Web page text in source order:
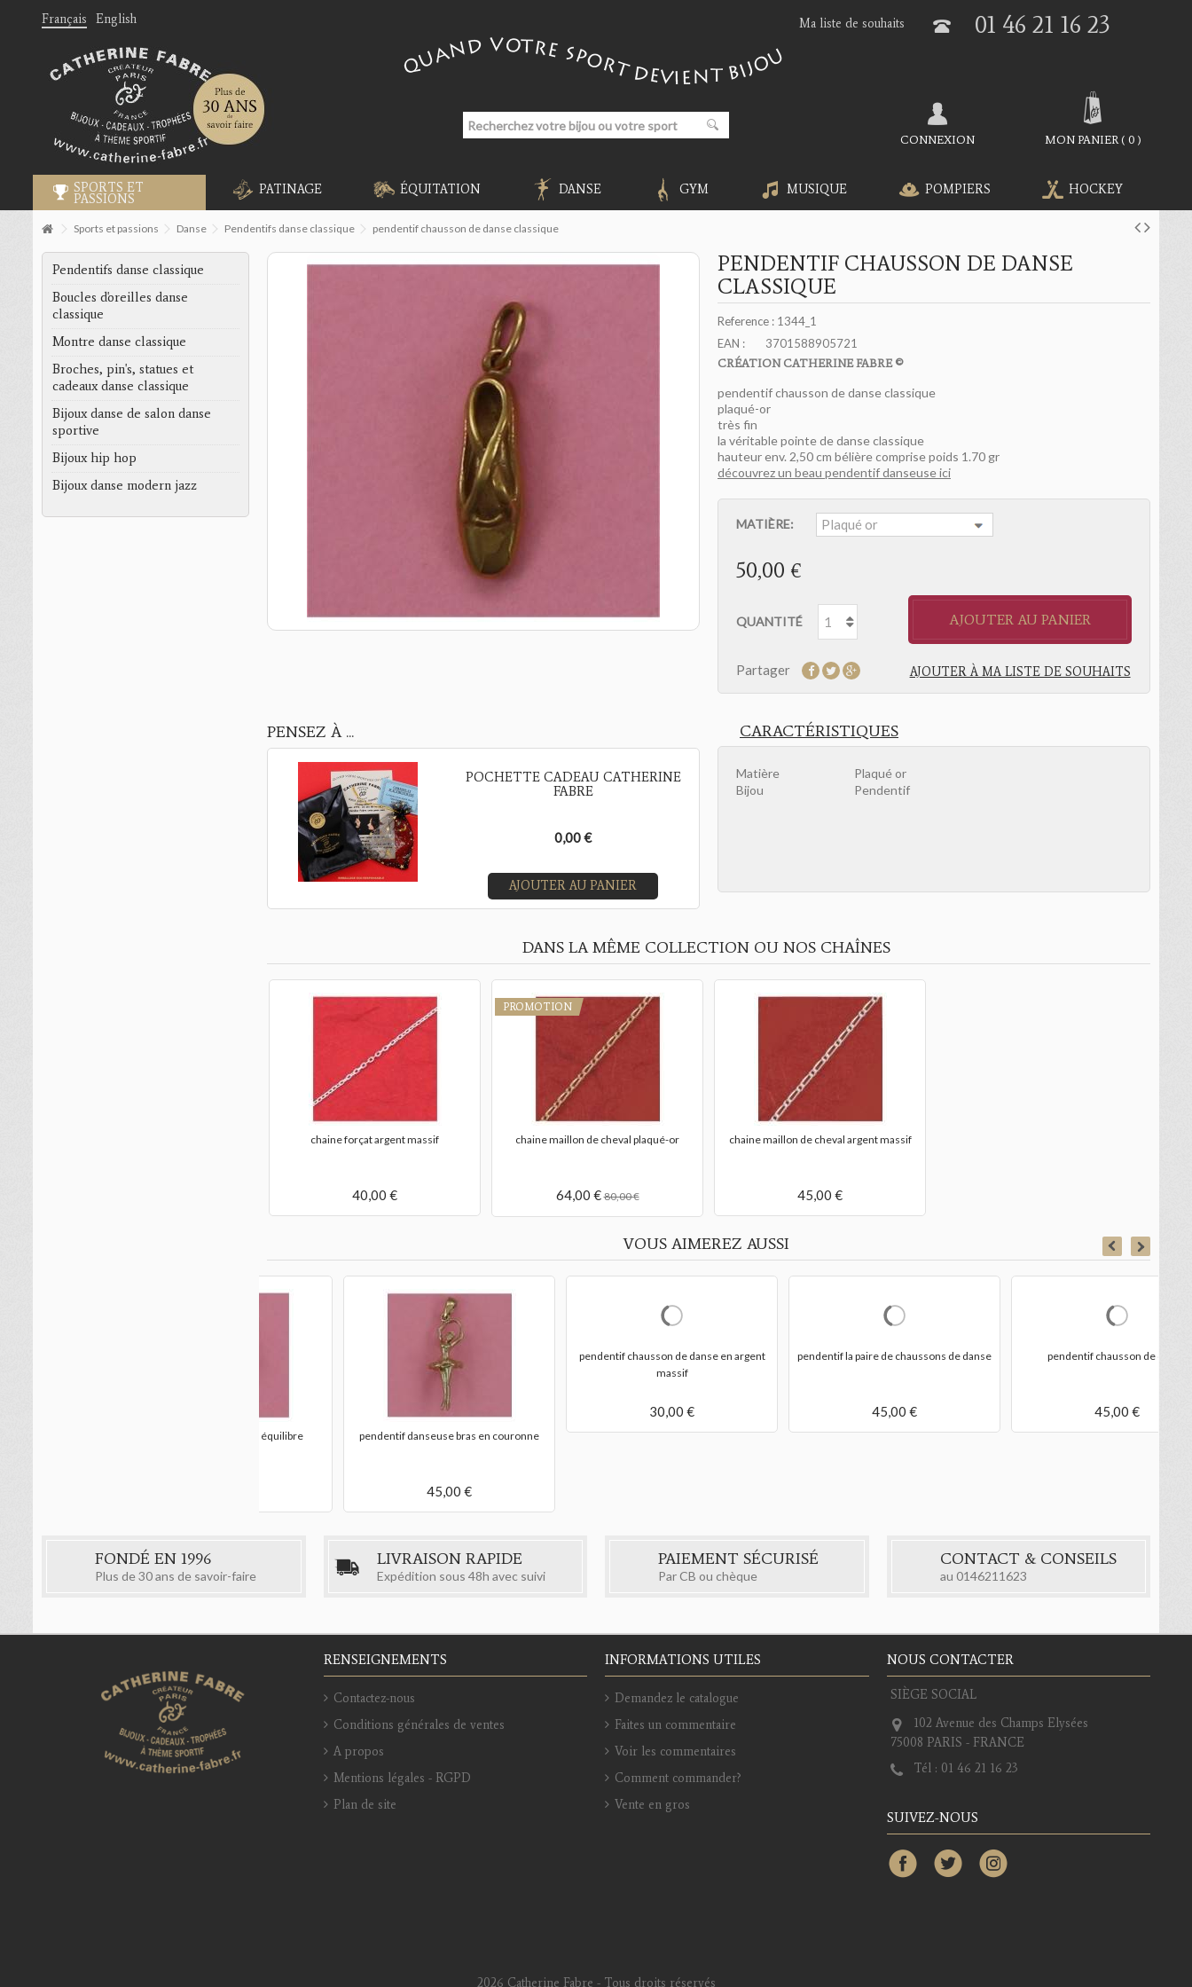
Français English 01 46 21 16 23
Ma liste de souhaits
MON PANIER( 0 )
CONNEXION
SPORTS ET
PASSIONS
PATINAGE ÉQUITATION DANSE GYM MUSIQUE POMPIERS HOCKEY
Sports et passions Danse Pendentifs danse classique pendentif chausson de danse classique
PENDENTIF CHAUSSON DE DANSE
CLASSIQUE
Reference : 1344_1
EAN :
3701588905721
CRÉATION CATHERINE FABRE ©
pendentif chausson de danse classique
plaqué-or
très fin
la véritable pointe de danse classique
hauteur env. 2,50 cm bélière comprise poids 1.70 gr
découvrez un beau pendentif danseuse ici
MATIÈRE:
50,00 €
QUANTITÉ AJOUTER AU PANIER
Partager AJOUTER À MA LISTE DE SOUHAITS
PENSEZ À ...
POCHETTE CADEAU CATHERINE
FABRE
0,00 €
AJOUTER AU PANIER
CARACTÉRISTIQUES
Matière
Plaqué or
Bijou
Pendentif
DANS LA MÊME COLLECTION OU NOS CHAÎNES
chaine forçat argent massif
40,00 €
PROMOTION
chaine maillon de cheval plaqué-or
64,00 €80,00 €
chaine maillon de cheval argent massif
45,00 €
VOUS AIMEREZ AUSSI
pendentif chausson de danse en argent
pendentif la paire de chaussons de danse pendentif chausson de danse
pendentif chausson de danse - pointe de
Pendentifs danse classique
Boucles d'oreilles danse
classique
Montre danse classique
Broches, pin's, statues et
cadeaux danse classique
Bijoux danse de salon danse
sportive
Bijoux hip hop
Bijoux danse modern jazz
FONDÉ EN 1996
Plus de 30 ans de savoir-faire
LIVRAISON RAPIDE
Expédition sous 48h avec suivi
PAIEMENT SÉCURISÉ
Par CB ou chèque
CONTACT & CONSEILS
au 0146211623
RENSEIGNEMENTS
Contactez-nous
Conditions générales de ventes
A propos
Mentions légales - RGPD
Plan de site
INFORMATIONS UTILES
Demandez le catalogue
Faites un commentaire
Voir les commentaires
Comment commander?
Vente en gros
NOUS CONTACTER
SIÈGE SOCIAL
102 Avenue des Champs Elysées
75008 PARIS - FRANCE
Tél : 01 46 21 16 23
SUIVEZ-NOUS
2026 Catherine Fabre - Tous droits réservés